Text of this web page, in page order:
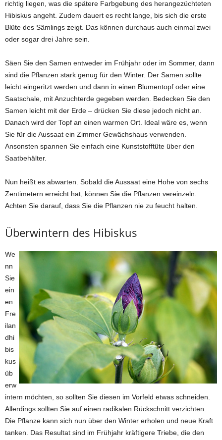
richtig liegen, was die spätere Farbgebung des herangezüchteten
Hibiskus angeht. Zudem dauert es recht lange, bis sich die erste
Blüte des Sämlings zeigt. Das können durchaus auch einmal zwei
oder sogar drei Jahre sein.
Säen Sie den Samen entweder im Frühjahr oder im Sommer, dann
sind die Pflanzen stark genug für den Winter. Der Samen sollte
leicht eingeritzt werden und dann in einen Blumentopf oder eine
Saatschale, mit Anzuchterde gegeben werden. Bedecken Sie den
Samen leicht mit der Erde – drücken Sie diese jedoch nicht an.
Danach wird der Topf an einen warmen Ort. Ideal wäre es, wenn
Sie für die Aussaat ein Zimmer Gewächshaus verwenden.
Ansonsten spannen Sie einfach eine Kunststofftüte über den
Saatbehälter.
Nun heißt es abwarten. Sobald die Aussaat eine Hohe von sechs
Zentimetern erreicht hat, können Sie die Pflanzen vereinzeln.
Achten Sie darauf, dass Sie die Pflanzen nie zu feucht halten.
Überwintern des Hibiskus
We
nn
Sie
ein
en
Fre
ilan
dhi
bis
kus
üb
erw
intern möchten, so sollten Sie diesen im Vorfeld etwas schneiden.
Allerdings sollten Sie auf einen radikalen Rückschnitt verzichten.
Die Pflanze kann sich nun über den Winter erholen und neue Kraft
tanken. Das Resultat sind im Frühjahr kräftigere Triebe, die den